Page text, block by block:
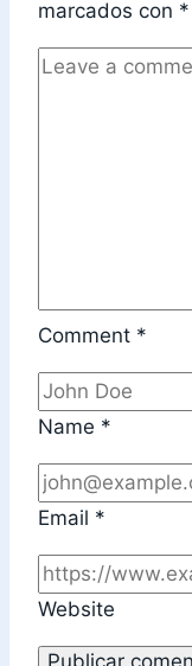
marcados con *
Comment *
Name *
Email *
Website